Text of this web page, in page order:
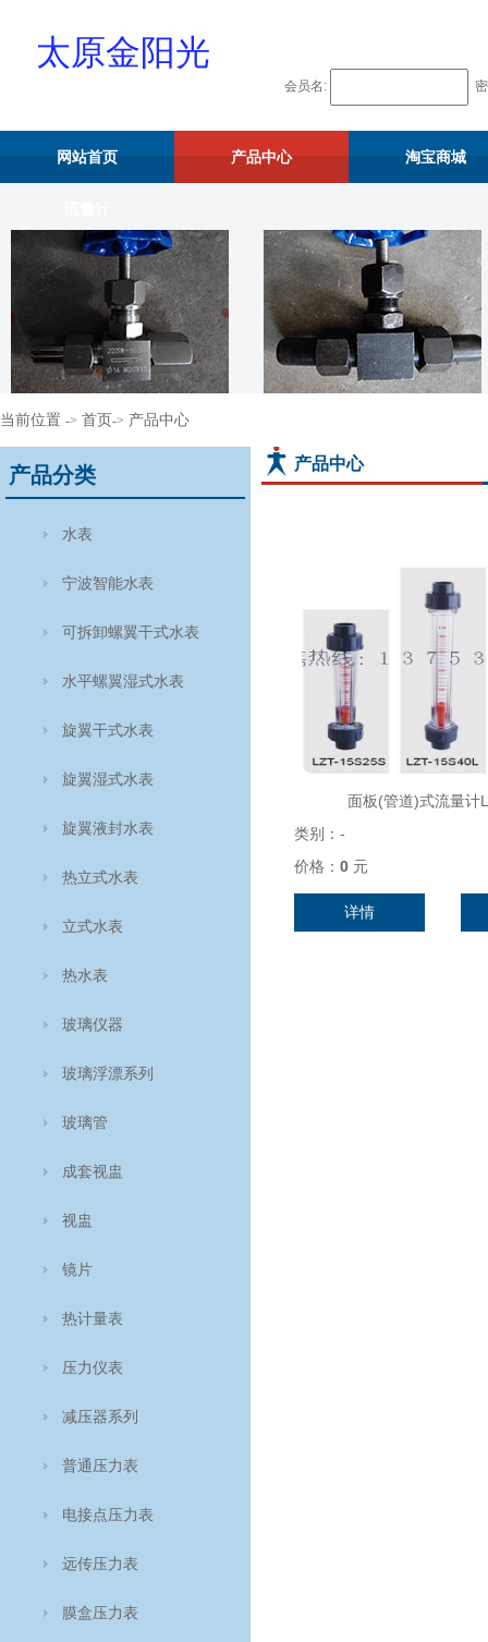
太原金阳光
会员名:
网站首页 产品中心 淘宝商城
当前位置 -> 首页-> 产品中心
产品中心
面板(管道)式流量计
类别： -
价格： 0 元
详情
产品分类
水表
宁波智能水表
可拆卸螺翼干式水表
水平螺翼湿式水表
旋翼干式水表
旋翼湿式水表
旋翼液封水表
热立式水表
立式水表
热水表
玻璃仪器
玻璃浮漂系列
玻璃管
成套视盅
视盅
镜片
热计量表
压力仪表
减压器系列
普通压力表
电接点压力表
远传压力表
膜盒压力表